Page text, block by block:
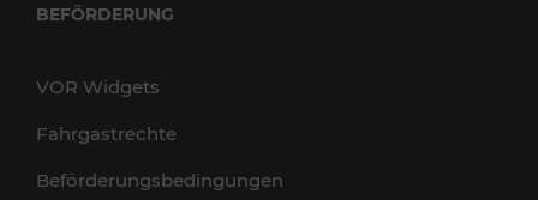
BEFÖRDERUNG
VOR Widgets
Fahrgastrechte
Beförderungsbedingungen